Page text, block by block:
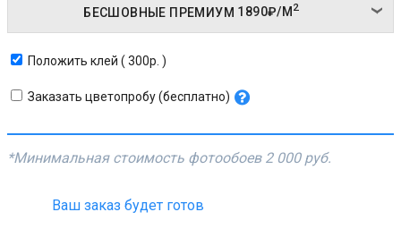
БЕСШОВНЫЕ ПРЕМИУМ 1890₽/М 2
Положить клей ( 300р. )
Заказать цветопробу (бесплатно)
*Минимальная стоимость фотообоев 2 000 руб.
Ваш заказ будет готов